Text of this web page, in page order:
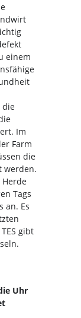
einem
die
Im
Farm
die
werden.
Herde
Tags
an. Es
gibt
Uhr